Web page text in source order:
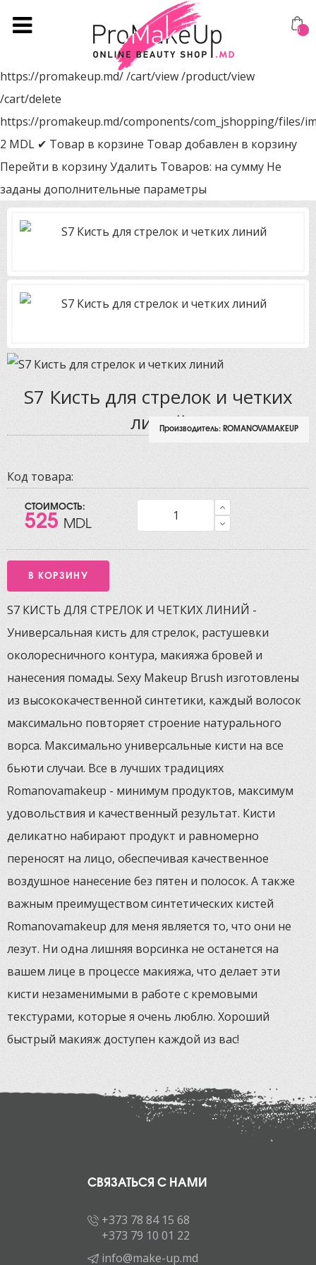
0
https://promakeup.md//cart/view/product/view
/cart/delete
https://promakeup.md/components/com_jshopping/files/
2 MDL ✔ Товар в корзине Товар добавлен в корзину
Перейти в корзинуУдалить Товаров: на сумму Не
заданы дополнительные параметры
S7 Кисть для стрелок и четких
линийПроизводитель: ROMANOVAMAKEUP
Код товара:
СТОИМОСТЬ:
525 MDL
S7 КИСТЬ ДЛЯ СТРЕЛОК И ЧЕТКИХ ЛИНИЙ -
Универсальная кисть для стрелок, растушевки
околоресничного контура, макияжа бровей и
нанесения помады. Sexy Makeup Brush изготовлены
из высококачественной синтетики, каждый волосок
максимально повторяет строение натурального
ворса. Максимально универсальные кисти на все
бьюти случаи. Все в лучших традициях
Romanovamakeup - минимум продуктов, максимум
удовольствия и качественный результат. Кисти
деликатно набирают продукт и равномерно
переносят на лицо, обеспечивая качественное
воздушное нанесение без пятен и полосок. А также
важным преимуществом синтетических кистей
Romanovamakeup для меня является то, что они не
лезут. Ни одна лишняя ворсинка не останется на
вашем лице в процессе макияжа, что делает эти
кисти незаменимыми в работе с кремовыми
текстурами, которые я очень люблю. Хороший
быстрый макияж доступен каждой из вас!
СВЯЗАТЬСЯ С НАМИ
+373 78 84 15 68
+373 79 10 01 22
info@make-up.md